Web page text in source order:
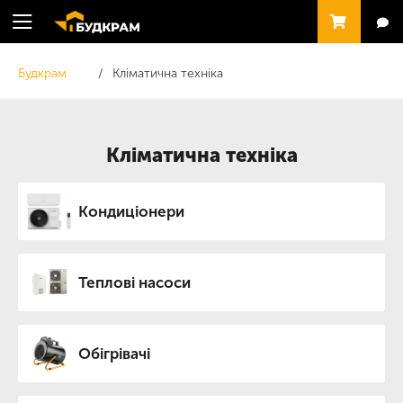
Будкрам Кліматична техніка
Кліматична техніка
Кондиціонери
Теплові насоси
Обігрівачі